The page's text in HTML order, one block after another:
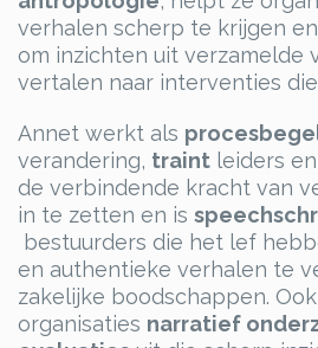
verhalen scherp te krijgen
om inzichten uit verzamelde
vertalen naar interventies
Annet werkt als
verandering, traint leiders
de verbindende kracht van
in te zetten en is
bestuurders die het lef
en authentieke verhalen te
zakelijke boodschappen.
organisaties narratief